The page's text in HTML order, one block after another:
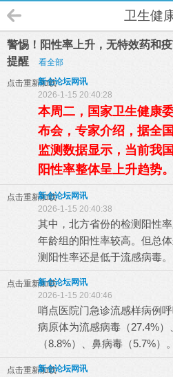
卫生健
警惕！阳性率上升，无特效药和
提醒
看全部
点击重新加载新仓论坛网讯
2026-1-15 20:40:28
本周二，国家卫生健康
布会，专家介绍，据全
监测数据显示，当前我
阳性率整体呈上升趋势。
点击重新加载新仓论坛网讯
2026-1-15 20:40:38
其中，北方省份的检测阳性
年龄组的阳性率较高。但总
测阳性率还是低于流感病毒。
点击重新加载新仓论坛网讯
2026-1-15 20:40:46
哨点医院门急诊流感样病例
病原体为流感病毒（27.4%
（8.8%）、鼻病毒（5.7%）。
点击重新加载新仓论坛网讯